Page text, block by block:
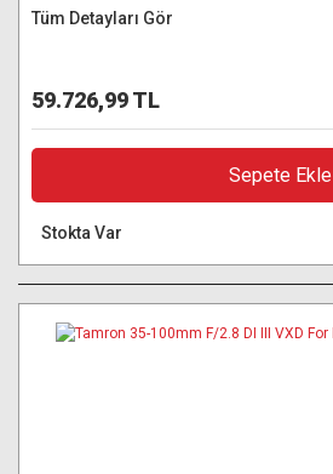
Tüm Detayları Gör
59.726,99 TL
Sepete Ekle
Stokta Var